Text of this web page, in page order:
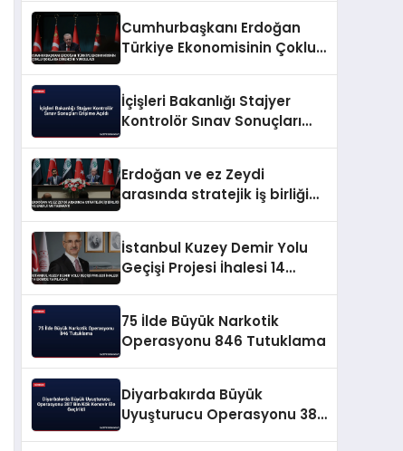
Cumhurbaşkanı Erdoğan
Türkiye Ekonomisinin Çoklu
İçişleri Bakanlığı Stajyer
Kontrolör Sınav Sonuçları
Erdoğan ve ez Zeydi
arasında stratejik iş birliği
İstanbul Kuzey Demir Yolu
Geçişi Projesi İhalesi 14
75 İlde Büyük Narkotik
Operasyonu 846 Tutuklama
Diyarbakırda Büyük
Uyuşturucu Operasyonu 387